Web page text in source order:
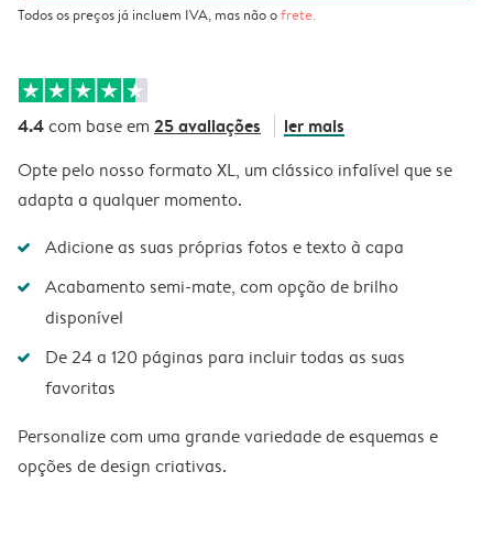
Todos os preços já incluem IVA, mas não ofrete.
4.4com base em 25 avaliações ler mais
Opte pelo nosso formato XL, um clássico infalível que se
adapta a qualquer momento.
Adicione as suas próprias fotos e texto à capa
Acabamento semi-mate, com opção de brilho
disponível
De 24 a 120 páginas para incluir todas as suas
favoritas
Personalize com uma grande variedade de esquemas e
opções de design criativas.